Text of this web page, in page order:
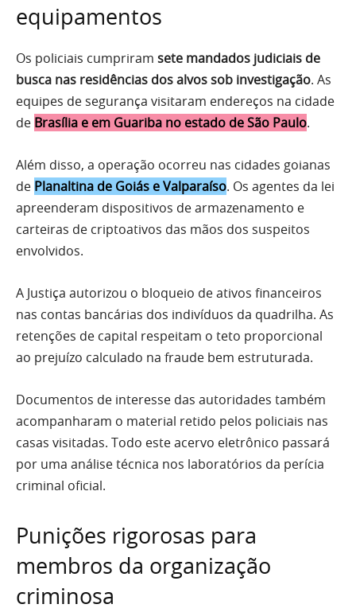
equipamentos
Os policiais cumpriram sete mandados judiciais de
busca nas residências dos alvos sob investigação. As
equipes de segurança visitaram endereços na cidade
de Brasília e em Guariba no estado de São Paulo.
Além disso, a operação ocorreu nas cidades goianas
de Planaltina de Goiás e Valparaíso. Os agentes da lei
apreenderam dispositivos de armazenamento e
carteiras de criptoativos das mãos dos suspeitos
envolvidos.
A Justiça autorizou o bloqueio de ativos financeiros
nas contas bancárias dos indivíduos da quadrilha. As
retenções de capital respeitam o teto proporcional
ao prejuízo calculado na fraude bem estruturada.
Documentos de interesse das autoridades também
acompanharam o material retido pelos policiais nas
casas visitadas. Todo este acervo eletrônico passará
por uma análise técnica nos laboratórios da perícia
criminal oficial.
Punições rigorosas para
membros da organização
criminosa